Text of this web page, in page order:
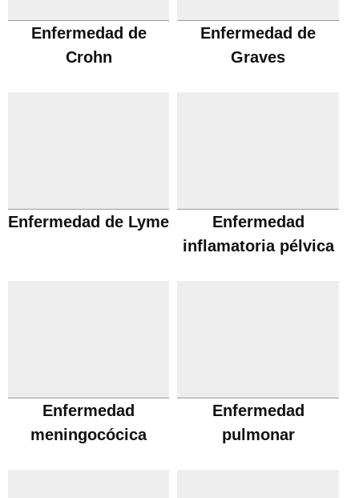
Enfermedad de
Crohn
Enfermedad de
Graves
Enfermedad de Lyme
Enfermedad
inflamatoria pélvica
Enfermedad
meningocócica
Enfermedad
pulmonar